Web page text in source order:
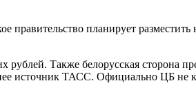
планирует
Также белорусская сторона
источник ТАСС. Официально ЦБ